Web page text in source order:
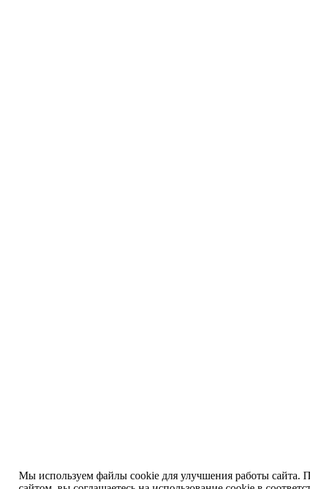
Мы используем файлы cookie для улучшения работы сайта.